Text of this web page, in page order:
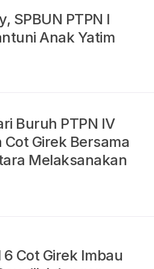
SPBUN PTPN I
Anak Yatim
Buruh PTPN IV
Girek Bersama
Melaksanakan
6 Cot Girek Imbau